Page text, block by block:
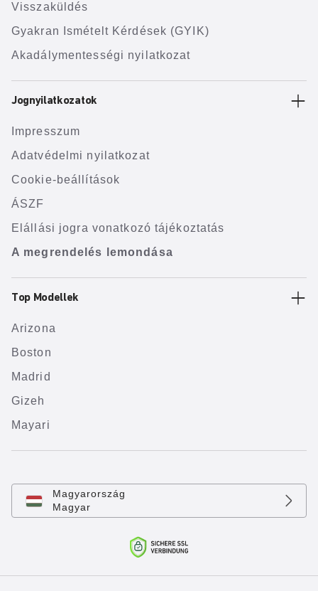
Visszaküldés
Gyakran Ismételt Kérdések (GYIK)
Akadálymentességi nyilatkozat
Jognyilatkozatok
Impresszum
Adatvédelmi nyilatkozat
Cookie-beállítások
ÁSZF
Elállási jogra vonatkozó tájékoztatás
A megrendelés lemondása
Top Modellek
Arizona
Boston
Madrid
Gizeh
Mayari
Magyarország
Magyar